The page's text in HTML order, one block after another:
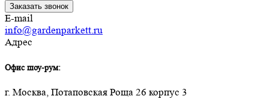
Заказать звонок
E-mail
info@gardenparkett.ru
Адрес
Офис шоу-рум:
г. Москва, Потаповская Роща 26 корпус 3